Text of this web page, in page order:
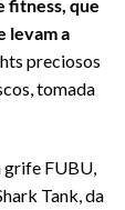
fitness, que
levam a
preciosos
tomada
grife FUBU,
Tank, da